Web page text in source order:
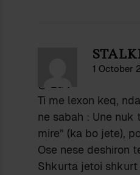
1 October
@ LG :
Ti me lexon keq,
ne sabah : Une nuk
mire” (ka bo jete),
Ose nese deshiron
Shkurta jetoi